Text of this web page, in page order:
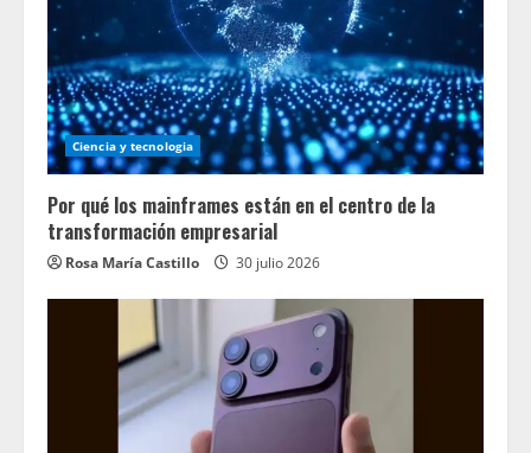
Ciencia y tecnologia
Por qué los mainframes están en el centro de la
transformación empresarial
Rosa María Castillo 30 julio 2026